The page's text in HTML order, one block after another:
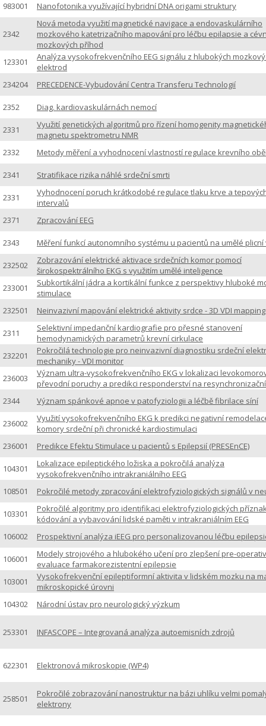
983001 Nanofotonika využívající hybridní DNA origami struktury
2342
Nová metoda využití magnetické navigace a endovaskulárního
mozkového katetrizačního mapování pro léčbu epilapsie a
mozkových příhod
123301
Analýza vysokofrekvenčního EEG signálu z hlubokých
elektrod
234204
PRECEDENCE-Vybudování Centra Transferu Technologií
2352 Diag. kardiovaskulárnách nemocí
2331
Využití genetických algoritmů pro řízení homogenity
magnetu spektrometru NMR
2332
Metody měření a vyhodnocení vlastností regulace krevního
2341 Stratifikace rizika náhlé srdeční smrti
2331
Vyhodnocení poruch krátkodobé regulace tlaku krve a
intervalů
2371
Zpracování EEG
2343 Měření funkcí autonomního systému u pacientů na umělé plicní
232502
Zobrazování elektrické aktivace srdečních komor pomocí
širokospektrálního EKG s využitím umělé inteligence
233001
Subkortikální jádra a kortikální funkce z perspektivy hluboké
stimulace
232501
Neinvazivní mapování elektrické aktivity srdce - 3D VDI mapping
2311
Selektivní impedanční kardiografie pro přesné stanovení
hemodynamických parametrů krevní cirkulace
232201
Pokročilá technologie pro neinvazivní diagnostiku srdeční
mechaniky - VDI monitor
236003
Význam ultra-vysokofrekvenčního EKG v lokalizaci
převodní poruchy a predikci responderství na
2344
Význam spánkové apnoe v patofyziologii a léčbě fibrilace síní
236002
Využití vysokofrekvenčního EKG k predikci negativní
komory srdeční při chronické kardiostimulaci
236001
Predikce Efektu Stimulace u pacientů s Epilepsií (PRESEnCE)
104301
Lokalizace epileptického ložiska a pokročilá analýza
vysokofrekvenčního intrakraniálního EEG
108501
Pokročilé metody zpracování elektrofyziologických signálů v
103301
Pokročilé algoritmy pro identifikaci elektrofyziologických
kódování a vybavování lidské paměti v intrakraniálním EEG
106002
Prospektivní analýza iEEG pro personalizovanou léčbu
106001
Modely strojového a hlubokého učení pro zlepšení pre-
evaluace farmakorezistentní epilepsie
103001
Vysokofrekvenční epileptiformní aktivita v lidském mozku na
mikroskopické úrovni
104302
Národní ústav pro neurologický výzkum
253301 INFASCOPE – Integrovaná analýza autoemisních zdrojů
622301 Elektronová mikroskopie (WP4)
258501
Pokročilé zobrazování nanostruktur na bázi uhlíku velmi
elektrony